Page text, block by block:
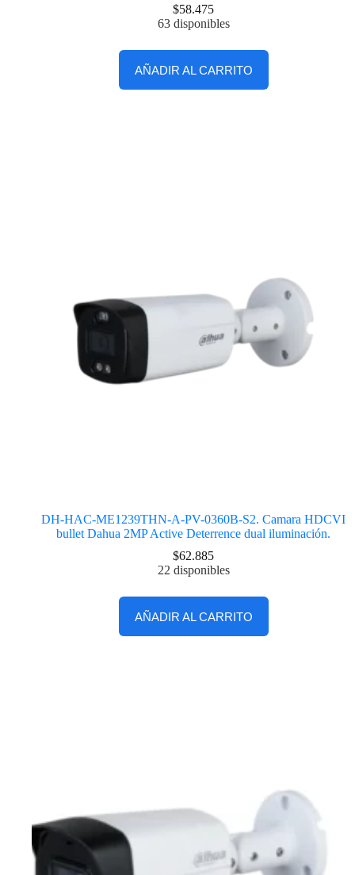
$58.475
63 disponibles
AÑADIR AL CARRITO
DH-HAC-ME1239THN-A-PV-0360B-S2. Camara HDCVI
bullet Dahua 2MP Active Deterrence dual iluminación.
$62.885
22 disponibles
AÑADIR AL CARRITO